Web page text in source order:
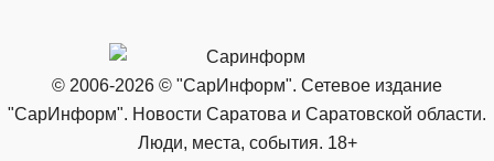
© 2006-2026 © "СарИнформ". Сетевое издание
"СарИнформ". Новости Саратова и Саратовской области.
Люди, места, события. 18+